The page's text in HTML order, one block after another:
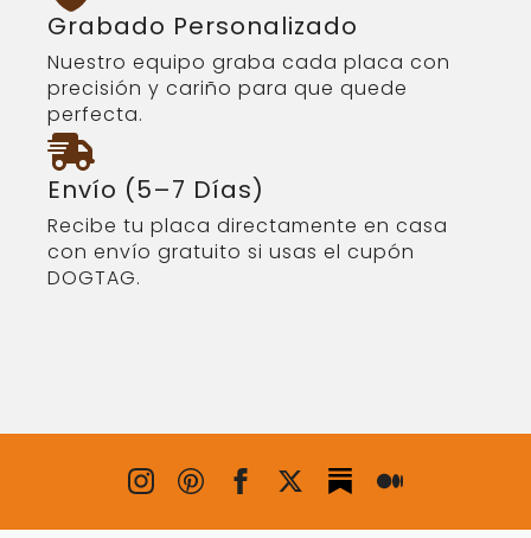
Grabado Personalizado
Nuestro equipo graba cada placa con
precisión y cariño para que quede
perfecta.
Envío (5–7 Días)
Recibe tu placa directamente en casa
con envío gratuito si usas el cupón
DOGTAG.